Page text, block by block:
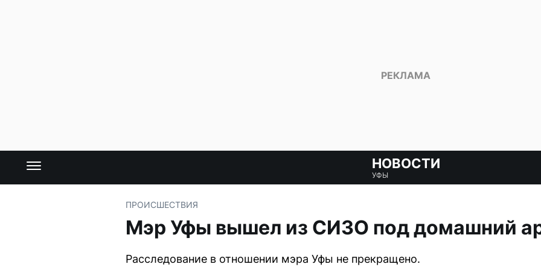
НОВОСТИ
УФЫ
ПРОИСШЕСТВИЯ
Мэр Уфы вышел из СИЗО под домашний
Расследование в отношении мэра Уфы не прекращено.